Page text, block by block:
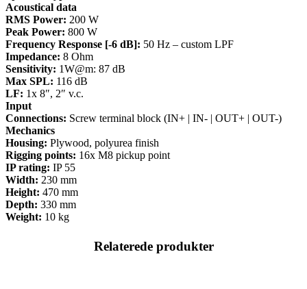
Acoustical data
RMS Power: 200 W
Peak Power: 800 W
Frequency Response [-6 dB]: 50 Hz – custom LPF
Impedance: 8 Ohm
Sensitivity: 1W@m: 87 dB
Max SPL: 116 dB
LF: 1x 8″, 2″ v.c.
Input
Connections: Screw terminal block (IN+ | IN- | OUT+ | OUT-)
Mechanics
Housing: Plywood, polyurea finish
Rigging points: 16x M8 pickup point
IP rating: IP 55
Width: 230 mm
Height: 470 mm
Depth: 330 mm
Weight: 10 kg
Relaterede produkter